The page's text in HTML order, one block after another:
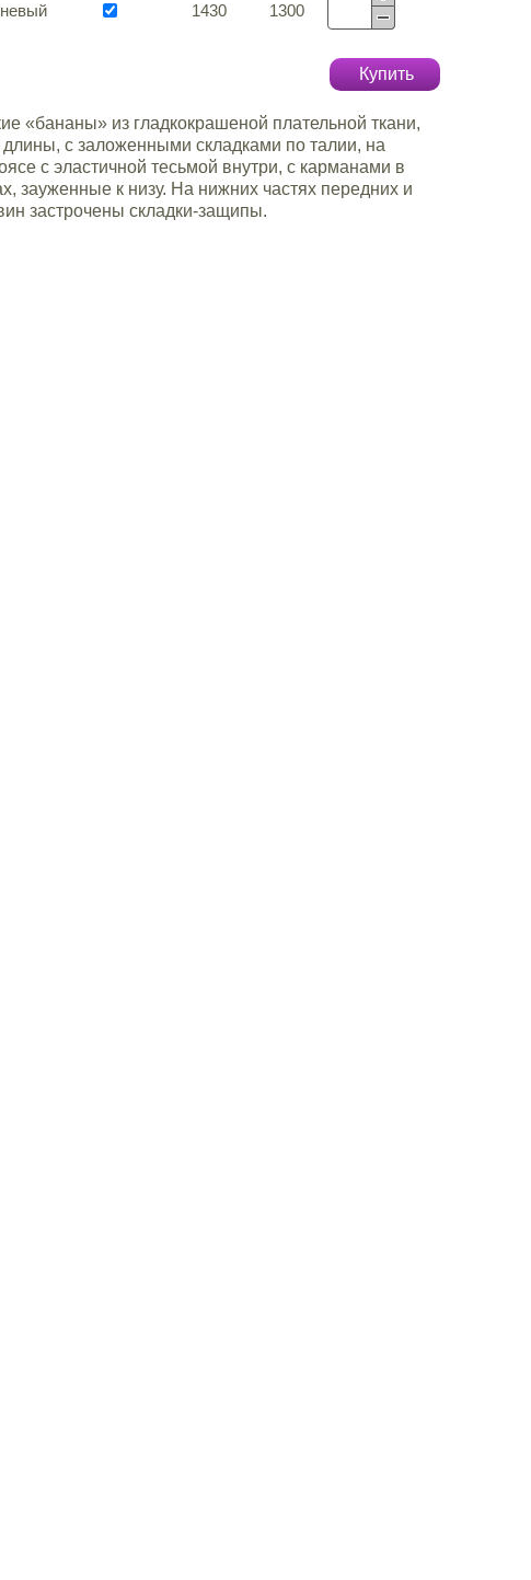
1430 1300
Купить
«бананы» из гладкокрашеной плательной ткани,
длины, с заложенными складками по талии, на
с эластичной тесьмой внутри, с карманами в
зауженные к низу. На нижних частях передних и
застрочены складки-защипы.